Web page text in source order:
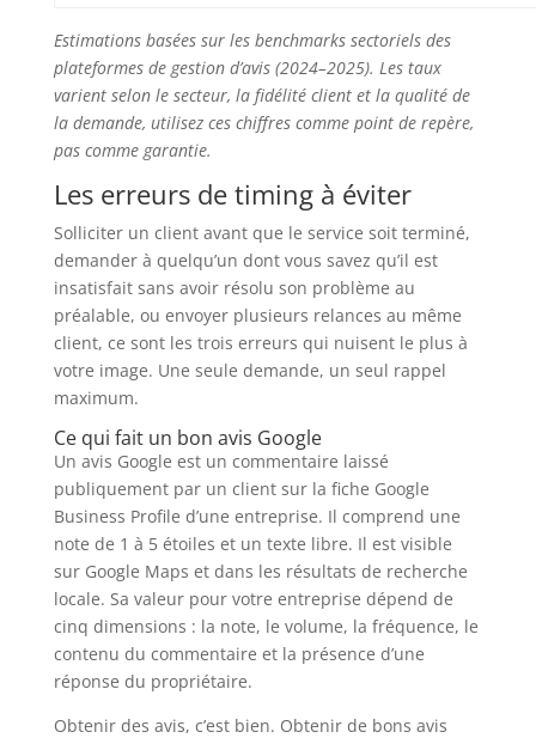
Estimations basées sur les benchmarks sectoriels des
plateformes de gestion d’avis (2024–2025). Les taux
varient selon le secteur, la fidélité client et la qualité de
la demande, utilisez ces chiffres comme point de repère,
pas comme garantie.
Les erreurs de timing à éviter
Solliciter un client avant que le service soit terminé,
demander à quelqu’un dont vous savez qu’il est
insatisfait sans avoir résolu son problème au
préalable, ou envoyer plusieurs relances au même
client, ce sont les trois erreurs qui nuisent le plus à
votre image. Une seule demande, un seul rappel
maximum.
Ce qui fait un bon avis Google
Un avis Google est un commentaire laissé
publiquement par un client sur la fiche Google
Business Profile d’une entreprise. Il comprend une
note de 1 à 5 étoiles et un texte libre. Il est visible
sur Google Maps et dans les résultats de recherche
locale. Sa valeur pour votre entreprise dépend de
cinq dimensions : la note, le volume, la fréquence, le
contenu du commentaire et la présence d’une
réponse du propriétaire.
Obtenir des avis, c’est bien. Obtenir de bons avis